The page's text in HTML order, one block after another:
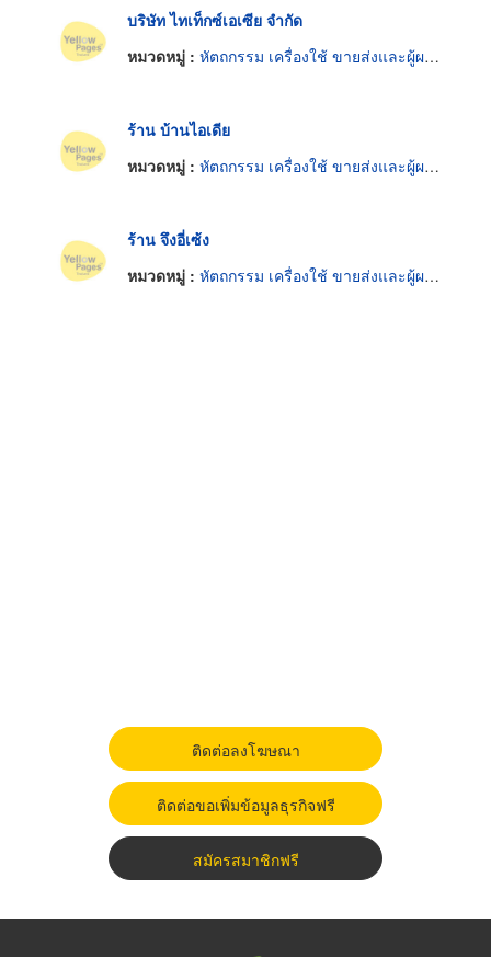
บริษัท ไทเท็กซ์เอเซีย จำกัด
หมวดหมู่ : หัตถกรรม เครื่องใช้ ขายส่งและผู้ผลิต
ร้าน บ้านไอเดีย
หมวดหมู่ : หัตถกรรม เครื่องใช้ ขายส่งและผู้ผลิต
ร้าน จึงอี่เซ้ง
หมวดหมู่ : หัตถกรรม เครื่องใช้ ขายส่งและผู้ผลิต
ติดต่อลงโฆษณา
ติดต่อขอเพิ่มข้อมูลธุรกิจฟรี
สมัครสมาชิกฟรี